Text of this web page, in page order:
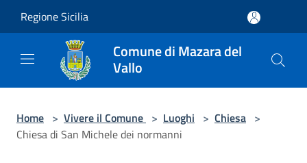
Regione Sicilia
Comune di Mazara del
Vallo
Home > Vivere il Comune > Luoghi > Chiesa >
Chiesa di San Michele dei normanni